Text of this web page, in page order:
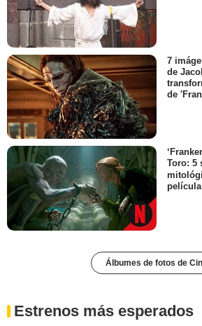
7
de
de
Toro: 5
Álbumes de fotos de
Estrenos más esperados